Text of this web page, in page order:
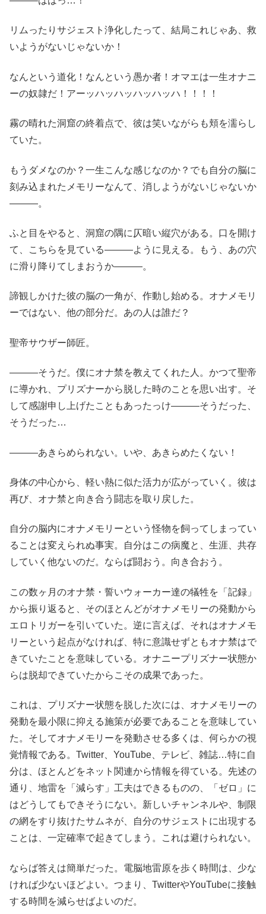
リムったりサジェスト浄化したって、結局これじゃあ、救
いようがないじゃないか！
なんという道化！なんという愚か者！オマエは一生オナニ
ーの奴隷だ！アーッハッハッハッハッハ！！！！
霧の晴れた洞窟の終着点で、彼は笑いながらも頬を濡らし
ていた。
もうダメなのか？一生こんな感じなのか？でも自分の脳に
刻み込まれたメモリーなんて、消しようがないじゃないか
―――。
ふと目をやると、洞窟の隅に仄暗い縦穴がある。口を開け
て、こちらを見ている―――ように見える。もう、あの穴
に滑り降りてしまおうか―――。
諦観しかけた彼の脳の一角が、作動し始める。オナメモリ
ーではない、他の部分だ。あの人は誰だ？
聖帝サウザー師匠。
―――そうだ。僕にオナ禁を教えてくれた人。かつて聖帝
に導かれ、プリズナーから脱した時のことを思い出す。そ
して感謝申し上げたこともあったっけ―――そうだった、
そうだった…
―――あきらめられない。いや、あきらめたくない！
身体の中心から、軽い熱に似た活力が広がっていく。彼は
再び、オナ禁と向き合う闘志を取り戻した。
自分の脳内にオナメモリーという怪物を飼ってしまってい
ることは変えられぬ事実。自分はこの病魔と、生涯、共存
していく他ないのだ。ならば闘おう。向き合おう。
この数ヶ月のオナ禁・誓いウォーカー達の犠牲を「記録」
から振り返ると、そのほとんどがオナメモリーの発動から
エロトリガーを引いていた。逆に言えば、それはオナメモ
リーという起点がなければ、特に意識せずともオナ禁はで
きていたことを意味している。オナニープリズナー状態か
らは脱却できていたからこその成果であった。
これは、プリズナー状態を脱した次には、オナメモリーの
発動を最小限に抑える施策が必要であることを意味してい
た。そしてオナメモリーを発動させる多くは、何らかの視
覚情報である。Twitter、YouTube、テレビ、雑誌…特に自
分は、ほとんどをネット関連から情報を得ている。先述の
通り、地雷を「減らす」工夫はできるものの、「ゼロ」に
はどうしてもできそうにない。新しいチャンネルや、制限
の網をすり抜けたサムネが、自分のサジェストに出現する
ことは、一定確率で起きてしまう。これは避けられない。
ならば答えは簡単だった。電脳地雷原を歩く時間は、少な
ければ少ないほどよい。つまり、TwitterやYouTubeに接触
する時間を減らせばよいのだ。